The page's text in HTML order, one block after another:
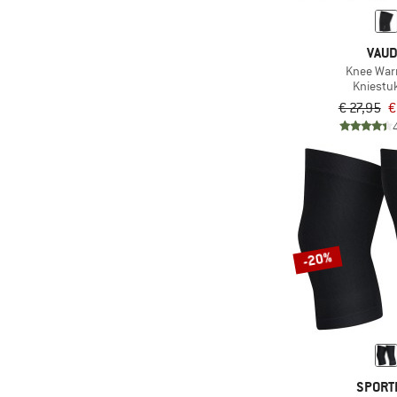
Knee
€ 27,95
-20%